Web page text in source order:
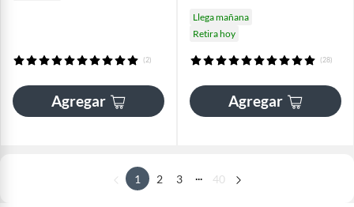
(2)
Agregar
Llega mañana
Retira hoy
(28)
Agregar
1 2 3 40